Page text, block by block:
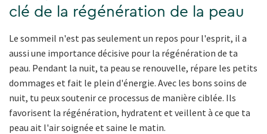
clé de la régénération de la peau
Le sommeil n'est pas seulement un repos pour l'esprit, il a
aussi une importance décisive pour la régénération de ta
peau. Pendant la nuit, ta peau se renouvelle, répare les petits
dommages et fait le plein d'énergie. Avec les bons soins de
nuit, tu peux soutenir ce processus de manière ciblée. Ils
favorisent la régénération, hydratent et veillent à ce que ta
peau ait l'air soignée et saine le matin.